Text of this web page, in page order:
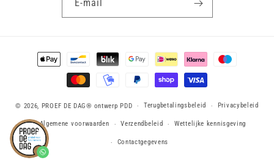
E‑mail
Betaalmethoden
© 2026, PROEF DE DAG® ontwerp PDD Terugbetalingsbeleid Privacybeleid
Algemene voorwaarden Verzendbeleid Wettelijke kennisgeving
Contactgegevens